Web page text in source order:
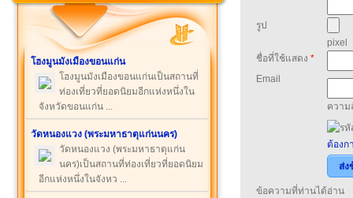
โฮงมูนมังเมืองขอนแก่น
โฮงมูนมังเมืองขอนแก่นเป็นสถานที่
ท่องเที่ยวที่ยอดนิยมอีกแห่งหนึ่งใน
จังหวัดขอนแก่น ...
วัดหนองแวง (พระมหาธาตุแก่นนคร)
วัดหนองแวง (พระมหาธาตุแก่น
นคร)เป็นสถานที่ท่องเที่ยวที่ยอดนิยม
อีกแห่งหนึ่งในจังหว ...
รูป
pixel
ชื่อที่ใช้แสดง *
Email
ความ
ต้องก
ส่ง
ข้อความที่ท่านได้อ่าน